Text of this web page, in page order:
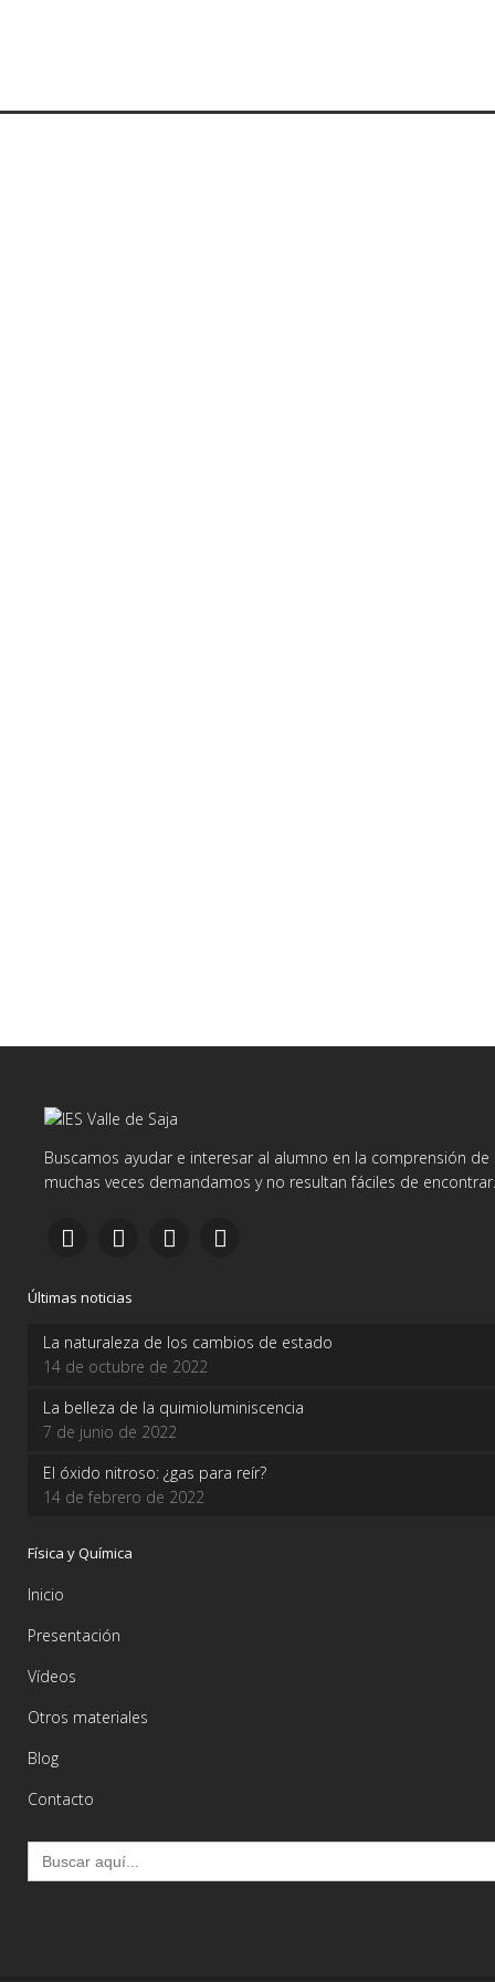
Buscamos ayudar e interesar al alumno en la comprensión
muchas veces demandamos y no resultan fáciles de encontrar.
Últimas noticias
La naturaleza de los cambios de estado
14 de octubre de 2022
La belleza de la quimioluminiscencia
7 de junio de 2022
El óxido nitroso: ¿gas para reír?
14 de febrero de 2022
Física y Química
Inicio
Presentación
Vídeos
Otros materiales
Blog
Contacto
Buscar: